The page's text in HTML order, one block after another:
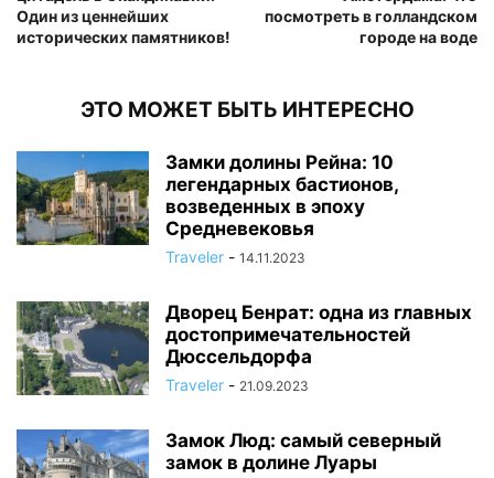
Один из ценнейших
исторических памятников!
посмотреть в голландском
городе на воде
ЭТО МОЖЕТ БЫТЬ ИНТЕРЕСНО
Замки долины Рейна: 10
легендарных бастионов,
возведенных в эпоху
Средневековья
Traveler - 14.11.2023
Дворец Бенрат: одна из главных
достопримечательностей
Дюссельдорфа
Traveler - 21.09.2023
Замок Люд: самый северный
замок в долине Луары